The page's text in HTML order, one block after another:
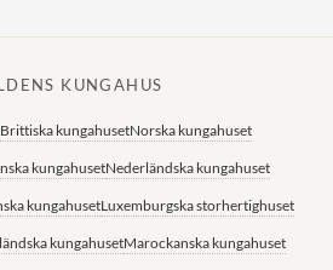
KUNGAHUS
Brittiska kungahusetNorska kungahuset
kungahusetNederländska kungahuset
kungahusetLuxemburgska storhertighuset
kungahusetMarockanska kungahuset